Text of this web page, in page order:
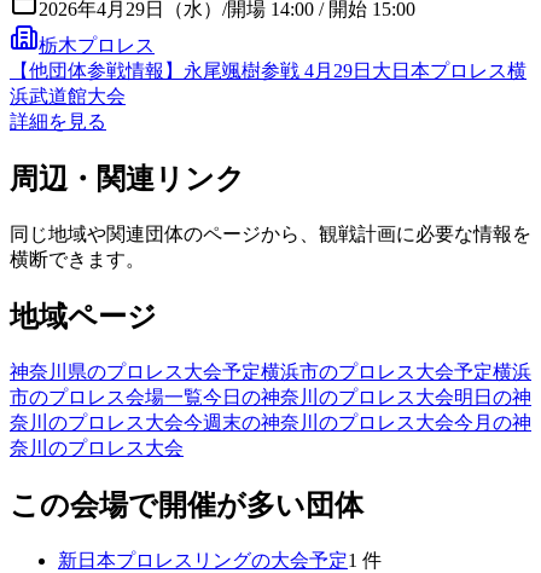
2026年4月29日（水） /開場 14:00 / 開始 15:00
栃木プロレス
【他団体参戦情報】永尾颯樹参戦 4月29日大日本プロレス横
浜武道館大会
詳細を見る
周辺・関連リンク
同じ地域や関連団体のページから、観戦計画に必要な情報を
横断できます。
地域ページ
神奈川県のプロレス大会予定横浜市のプロレス大会予定横浜
市のプロレス会場一覧今日の神奈川のプロレス大会明日の神
奈川のプロレス大会今週末の神奈川のプロレス大会今月の神
奈川のプロレス大会
この会場で開催が多い団体
新日本プロレスリングの大会予定1 件